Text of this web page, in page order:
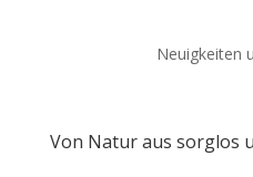
Neuigkeiten
Von Natur aus sorglos